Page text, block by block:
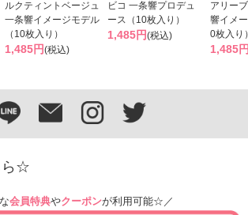
ルクティントベージュ
一条響イメージモデル
（10枚入り）
1,485円(税込)
ビコ 一条響プロデュ
ース（10枚入り）
1,485円(税込)
アリー
響イメ
0枚入り
1,485
ら☆
会員特典やクーポンが利用可能☆／